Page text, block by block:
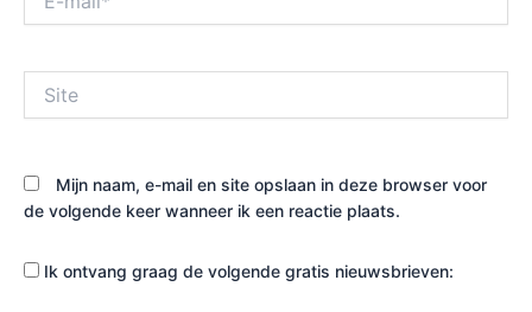
mail*
Mijn naam, e-mail en site opslaan in deze browser voor
de volgende keer wanneer ik een reactie plaats.
Ik ontvang graag de volgende gratis nieuwsbrieven: